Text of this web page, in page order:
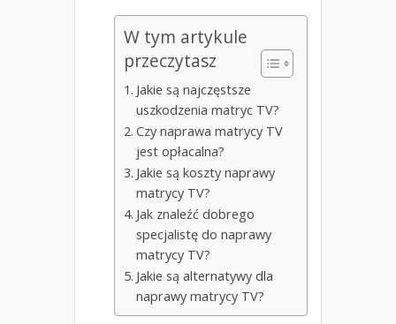
W tym artykule
przeczytasz
Jakie są najczęstsze
uszkodzenia matryc TV?
Czy naprawa matrycy TV
jest opłacalna?
Jakie są koszty naprawy
matrycy TV?
Jak znaleźć dobrego
specjalistę do naprawy
matrycy TV?
Jakie są alternatywy dla
naprawy matrycy TV?